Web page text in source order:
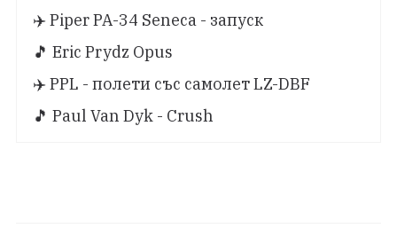
✈️ Piper PA-34 Seneca - запуск
🎵 Eric Prydz Opus
✈️ PPL - полети със самолет LZ-DBF
🎵 Paul Van Dyk - Crush